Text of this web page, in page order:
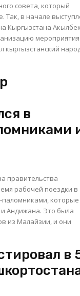
совета, который
Кыргызстана
кыргызстанский
в
правительства
рабочей поездки в
паломниками, которые
Это была
из Малайзии, и они
в